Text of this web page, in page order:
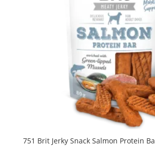
751 Brit Jerky Snack Salmon Protein